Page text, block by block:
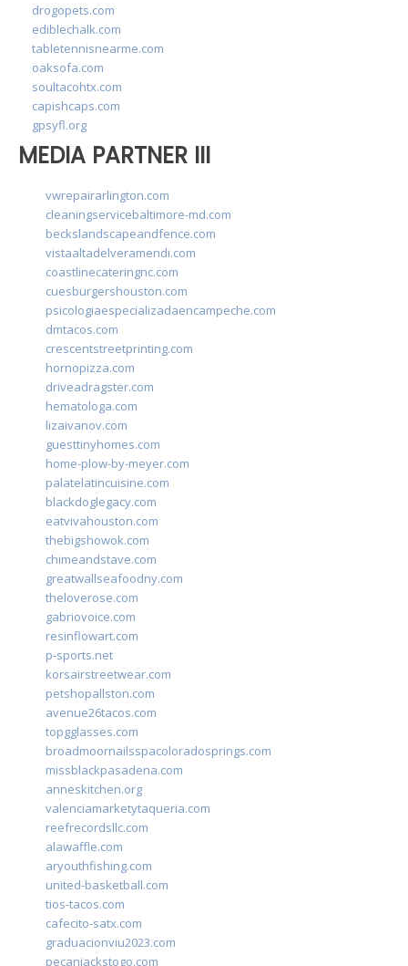
drogopets.com
ediblechalk.com
tabletennisnearme.com
oaksofa.com
soultacohtx.com
capishcaps.com
gpsyfl.org
MEDIA PARTNER III
vwrepairarlington.com
cleaningservicebaltimore-md.com
beckslandscapeandfence.com
vistaaltadelveramendi.com
coastlinecateringnc.com
cuesburgershouston.com
psicologiaespecializadaencampeche.com
dmtacos.com
crescentstreetprinting.com
hornopizza.com
driveadragster.com
hematologa.com
lizaivanov.com
guesttinyhomes.com
home-plow-by-meyer.com
palatelatincuisine.com
blackdoglegacy.com
eatvivahouston.com
thebigshowok.com
chimeandstave.com
greatwallseafoodny.com
theloverose.com
gabriovoice.com
resinflowart.com
p-sports.net
korsairstreetwear.com
petshopallston.com
avenue26tacos.com
topgglasses.com
broadmoornailsspacoloradosprings.com
missblackpasadena.com
anneskitchen.org
valenciamarketytaqueria.com
reefrecordsllc.com
alawaffle.com
aryouthfishing.com
united-basketball.com
tios-tacos.com
cafecito-satx.com
graduacionviu2023.com
pecanjackstogo.com